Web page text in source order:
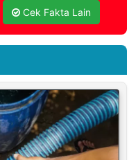
Cek Fakta Lain